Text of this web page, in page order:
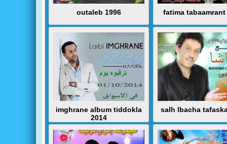
outaleb 1996 fatima tabaamrant
imghrane album tiddokla
2014
salh lbacha